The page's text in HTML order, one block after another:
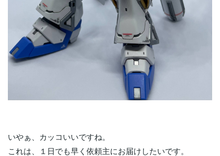
いやぁ、カッコいいですね。
これは、１日でも早く依頼主にお届けしたいです。